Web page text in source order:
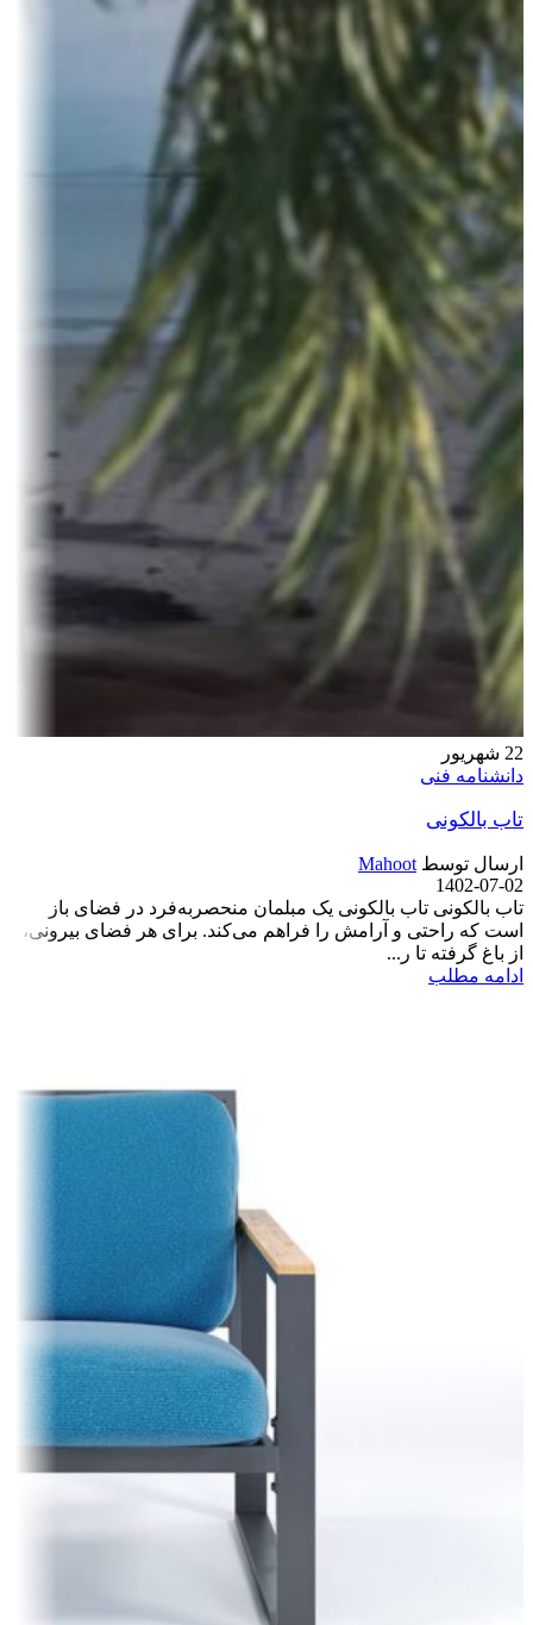
22 شهریور
دانشنامه فنی
تاب بالکونی
ارسال توسط Mahoot
1402-07-02
تاب بالکونی تاب بالکونی یک مبلمان منحصربه‌فرد در فضای باز
است که راحتی و آرامش را فراهم می‌کند. برای هر فضای بیرونی،
از باغ گرفته تا ر...
ادامه مطلب